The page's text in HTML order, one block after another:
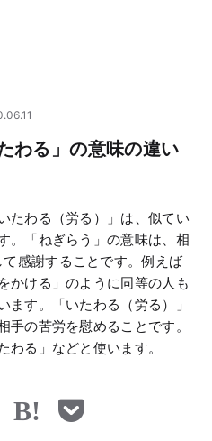
わる」の意味の違い
たわる（労る）」は、似てい
。「ねぎらう」の意味は、相
感謝することです。例えば
かける」のように同等の人も
ます。「いたわる（労る）」
の苦労を慰めることです。
わる」などと使います。